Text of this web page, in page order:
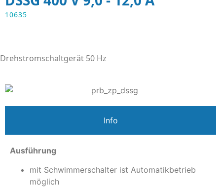
10635
Drehstromschaltgerät 50 Hz
Info
Ausführung
mit Schwimmerschalter ist Automatikbetrieb
möglich